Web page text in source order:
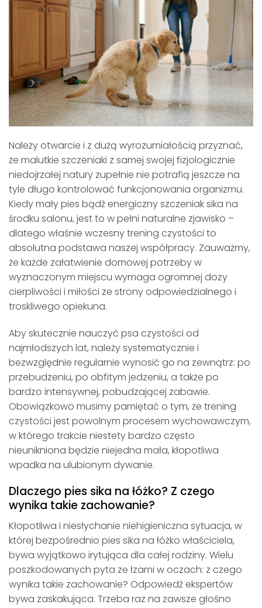
Należy otwarcie i z dużą wyrozumiałością przyznać,
że malutkie szczeniaki z samej swojej fizjologicznie
niedojrzałej natury zupełnie nie potrafią jeszcze na
tyle długo kontrolować funkcjonowania organizmu.
Kiedy mały pies bądź energiczny szczeniak sika na
środku salonu, jest to w pełni naturalne zjawisko –
dlatego właśnie wczesny trening czystości to
absolutna podstawa naszej współpracy. Zauważmy,
że każde załatwienie domowej potrzeby w
wyznaczonym miejscu wymaga ogromnej dozy
cierpliwości i miłości ze strony odpowiedzialnego i
troskliwego opiekuna.
Aby skutecznie nauczyć psa czystości od
najmłodszych lat, należy systematycznie i
bezwzględnie regularnie wynosić go na zewnątrz: po
przebudzeniu, po obfitym jedzeniu, a także po
bardzo intensywnej, pobudzającej zabawie.
Obowiązkowo musimy pamiętać o tym, że trening
czystości jest powolnym procesem wychowawczym,
w którego trakcie niestety bardzo często
nieunikniona będzie niejedna mała, kłopotliwa
wpadka na ulubionym dywanie.
Dlaczego pies sika na łóżko? Z czego
wynika takie zachowanie?
Kłopotliwa i niesłychanie niehigieniczna sytuacja, w
której bezpośrednio pies sika na łóżko właściciela,
bywa wyjątkowo irytująca dla całej rodziny. Wielu
poszkodowanych pyta ze łzami w oczach: z czego
wynika takie zachowanie? Odpowiedź ekspertów
bywa zaskakująca. Trzeba raz na zawsze głośno